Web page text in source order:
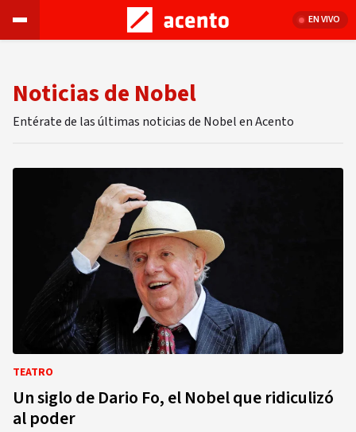
EN VIVO
Noticias de Nobel
Entérate de las últimas noticias de Nobel en Acento
TEATRO
Un siglo de Dario Fo, el Nobel que ridiculizó
al poder